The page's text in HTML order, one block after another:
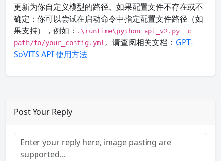
更新为你自定义模型的路径。如果配置文件不存在或不
确定：你可以尝试在启动命令中指定配置文件路径（如
果支持），例如：
.\runtime\python api_v2.py -c
path/to/your_config.yml 。请查阅相关文档： GPT-
SoVITS API 使用方法
Post Your Reply